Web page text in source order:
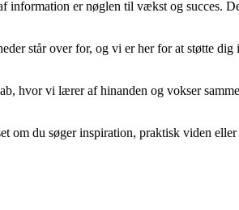
information er nøglen til vækst og succes.
står over for, og vi er her for at støtte
hvor vi lærer af hinanden og vokser
om du søger inspiration, praktisk viden